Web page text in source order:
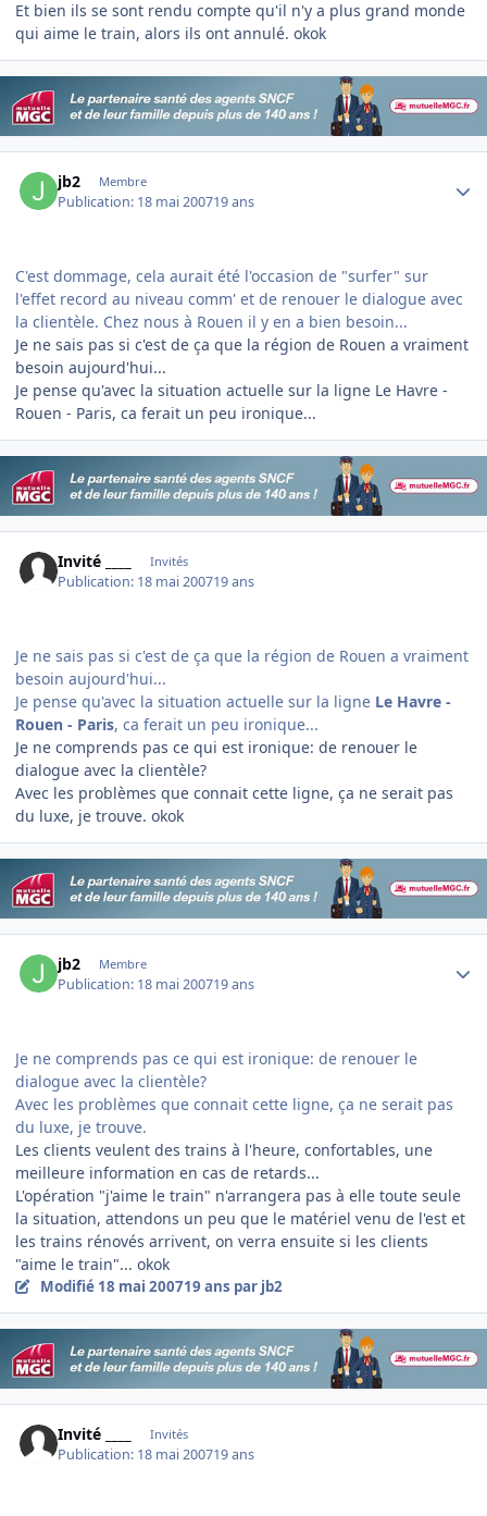
Et bien ils se sont rendu compte qu'il n'y a plus grand monde
qui aime le train, alors ils ont annulé. okok
jb2 Membre
Publication: 18 mai 200719 ans
C'est dommage, cela aurait été l'occasion de "surfer" sur
l'effet record au niveau comm' et de renouer le dialogue avec
la clientèle. Chez nous à Rouen il y en a bien besoin...
Je ne sais pas si c'est de ça que la région de Rouen a vraiment
besoin aujourd'hui...
Je pense qu'avec la situation actuelle sur la ligne Le Havre -
Rouen - Paris, ca ferait un peu ironique...
Invité ____ Invités
Publication: 18 mai 200719 ans
Je ne sais pas si c'est de ça que la région de Rouen a vraiment
besoin aujourd'hui...
Je pense qu'avec la situation actuelle sur la ligne Le Havre -
Rouen - Paris, ca ferait un peu ironique...
Je ne comprends pas ce qui est ironique: de renouer le
dialogue avec la clientèle?
Avec les problèmes que connait cette ligne, ça ne serait pas
du luxe, je trouve. okok
jb2 Membre
Publication: 18 mai 200719 ans
Je ne comprends pas ce qui est ironique: de renouer le
dialogue avec la clientèle?
Avec les problèmes que connait cette ligne, ça ne serait pas
du luxe, je trouve.
Les clients veulent des trains à l'heure, confortables, une
meilleure information en cas de retards...
L'opération "j'aime le train" n'arrangera pas à elle toute seule
la situation, attendons un peu que le matériel venu de l'est et
les trains rénovés arrivent, on verra ensuite si les clients
"aime le train"... okok
Modifié 18 mai 200719 ans par jb2
Invité ____ Invités
Publication: 18 mai 200719 ans